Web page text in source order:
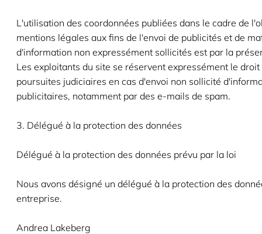
L'utilisation des coordonnées publiées dans le cadre de
mentions légales aux fins de l'envoi de publicités et de
d'information non expressément sollicités est par la
Les exploitants du site se réservent expressément le
poursuites judiciaires en cas d'envoi non sollicité
publicitaires, notamment par des e-mails de spam.
3. Délégué à la protection des données
Délégué à la protection des données prévu par la loi
Nous avons désigné un délégué à la protection des
entreprise.
Andrea Lakeberg